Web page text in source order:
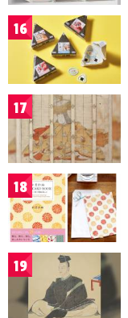
16
17
18
19